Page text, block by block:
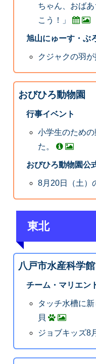
ちゃん、おば
こう！」
旭山にゅーす・ぶ
クジャクの羽
おびひろ動物園
行事イベント
小学生のため
た。
おびひろ動物園公
8月20日（土）
東北
八戸市水産科学
チーム・マリエン
タッチ水槽に
貝
ジョブキッズ8